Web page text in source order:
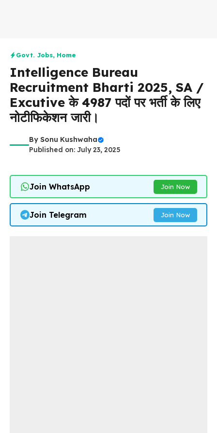
Govt. Jobs, Home
Intelligence Bureau
Recruitment Bharti 2025, SA /
Excutive के 4987 पदों पर भर्ती के लिए
नोटीफिकेशन जारी।
By Sonu Kushwaha
Published on: July 23, 2025
Join WhatsApp Join Now
Join Telegram Join Now